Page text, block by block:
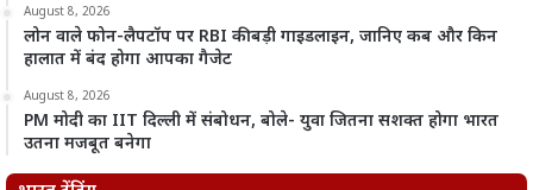
August 8, 2026
लोन वाले फोन-लैपटॉप पर RBI की बड़ी गाइडलाइन, जानिए कब और किन
हालात में बंद होगा आपका गैजेट
August 8, 2026
PM मोदी का IIT दिल्ली में संबोधन, बोले- युवा जितना सशक्त होगा भारत
उतना मजबूत बनेगा